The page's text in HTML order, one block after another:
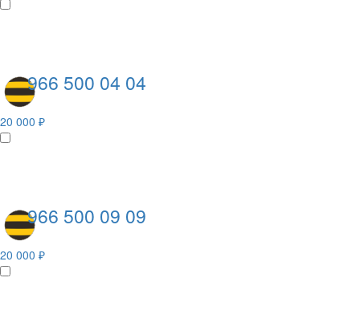
966 500 04 04
20 000 ₽
966 500 09 09
20 000 ₽